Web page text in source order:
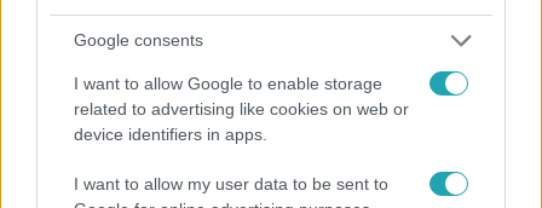
Google consents
I want to allow Google to enable storage
related to advertising like cookies on web or
device identifiers in apps.
I want to allow my user data to be sent to
Exek csatája
47-szer szakítottak, többször elküldte
különélés